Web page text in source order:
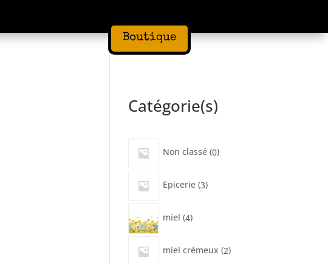
Boutique
Catégorie(s)
Non classé 0
produit
Epicerie 3
produits
miel 4
produits
miel crémeux 2
produits